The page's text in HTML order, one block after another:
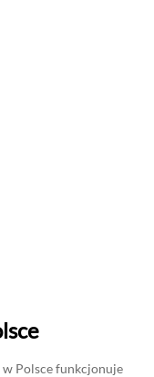
Polsce funkcjonuje